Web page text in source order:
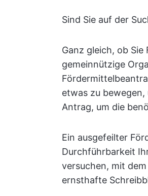
Sind Sie auf der
Ganz gleich, ob
gemeinnützige
etwas zu
Antrag, um die
Ein ausgefeilter
Durchführbarkeit
versuchen, mit
ernsthafte